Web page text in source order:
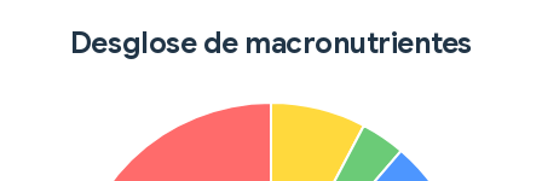
Desglose de macronutrientes